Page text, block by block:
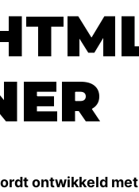
ontwikkeld